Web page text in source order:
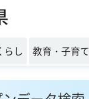
示
らし 教育・子育て